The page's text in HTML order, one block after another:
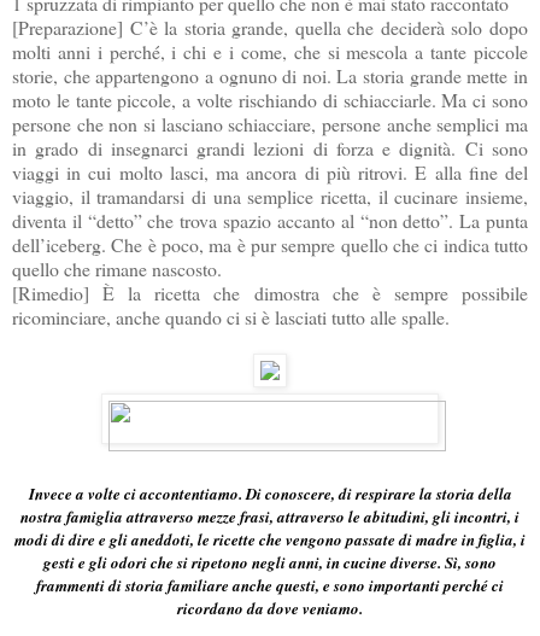
[Preparazione] C’è la storia grande, quella che deciderà solo dopo
molti anni i perché, i chi e i come, che si mescola a tante piccole
storie, che appartengono a ognuno di noi. La storia grande mette in
moto le tante piccole, a volte rischiando di schiacciarle. Ma ci sono
persone che non si lasciano schiacciare, persone anche semplici ma
in grado di insegnarci grandi lezioni di forza e dignità. Ci sono
viaggi in cui molto lasci, ma ancora di più ritrovi. E alla fine del
viaggio, il tramandarsi di una semplice ricetta, il cucinare insieme,
diventa il “detto” che trova spazio accanto al “non detto”. La punta
dell’iceberg. Che è poco, ma è pur sempre quello che ci indica tutto
quello che rimane nascosto.
[Rimedio] È la ricetta che dimostra che è sempre possibile
ricominciare, anche quando ci si è lasciati tutto alle spalle.
Invece a volte ci accontentiamo. Di conoscere, di respirare la storia della
nostra famiglia attraverso mezze frasi, attraverso le abitudini, gli incontri, i
modi di dire e gli aneddoti, le ricette che vengono passate di madre in figlia, i
gesti e gli odori che si ripetono negli anni, in cucine diverse. Sì, sono
frammenti di storia familiare anche questi, e sono importanti perché ci
ricordano da dove veniamo.